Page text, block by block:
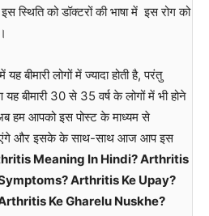
स्थिति को डॉक्टरों की भाषा में इस रोग को
लोगों में ज्यादा होती है, परंतु
बीमारी 30 से 35 वर्ष के लोगों में भी होने
हम आपको इस पोस्ट के माध्यम से
और इसके के साथ-साथ आज आप इस
Meaning In Hindi? Arthritis
Arthritis Ke Upay?
Ke Gharelu Nuskhe?